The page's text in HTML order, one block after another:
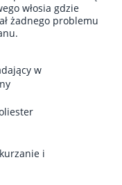
włosia gdzie
żadnego problemu
w
i